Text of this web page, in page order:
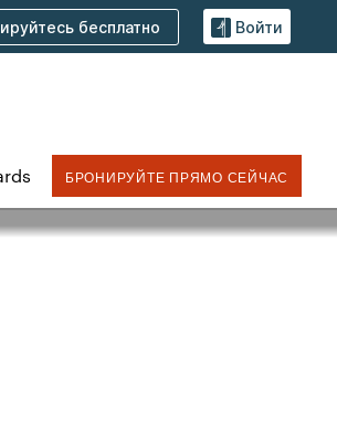
бесплатно Войти
БРОНИРУЙТЕ ПРЯМО СЕЙЧАС